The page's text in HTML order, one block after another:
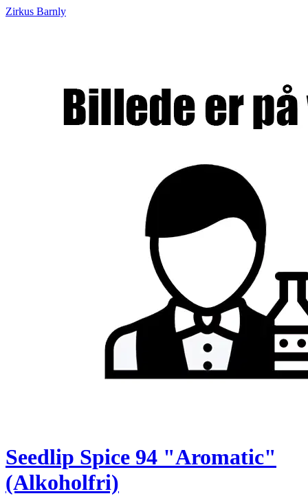
Zirkus Barnly
Seedlip Spice 94 "Aromatic"
(Alkoholfri)